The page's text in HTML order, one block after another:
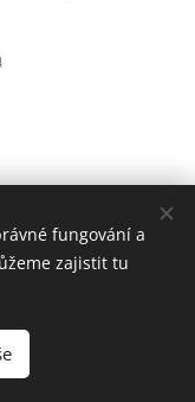
práva vyhrazena.
fungování a
zajistit tu